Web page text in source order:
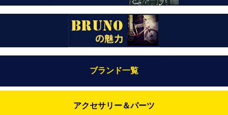
ブランド一覧
Bianchi（ビアンキ）
BRUNO(ブルーノ)アクセサリー＆パーツ